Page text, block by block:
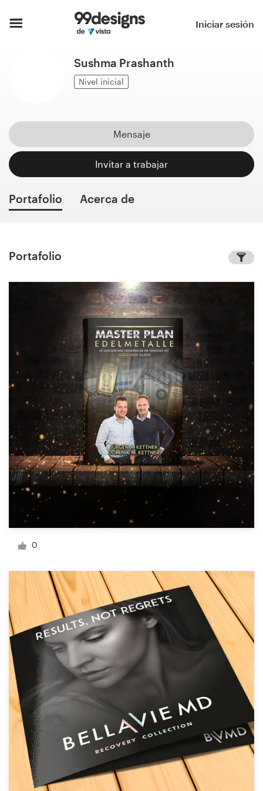
Iniciar sesión
Sushma Prashanth
Nivel inicial
Mensaje
Invitar a trabajar
Portafolio Acerca de
Portafolio
0
diseño
Concursos de diseño
Encontrar un diseñador
Descubra la inspiración
99designs Studio
99designs Pro
Obtenga
un
diseño
Diseño de logotipo
Tarjeta de presentación
Diseño de páginas web
Guía de la marca
Explorar todas las categorías
Soporte
+49 30 568 376 73
Centro de ayuda